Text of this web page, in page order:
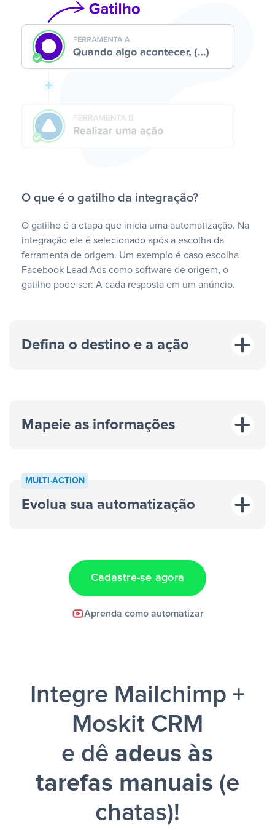
O que é o gatilho da integração?
O gatilho é a etapa que inicia uma automatização. Na
integração ele é selecionado após a escolha da
ferramenta de origem. Um exemplo é caso escolha
Facebook Lead Ads como software de origem, o
gatilho pode ser: A cada resposta em um anúncio.
Defina o destino e a ação
“A cada resposta em um anúncio”
Mapeie as informações
MULTI-ACTION
Evolua sua automatização
Cadastre-se agora
Aprenda como automatizar
Integre Mailchimp +
Moskit CRM
e dê adeus às
tarefas manuais (e
chatas)!